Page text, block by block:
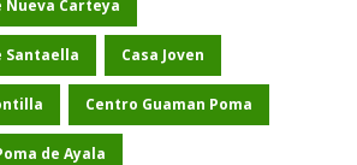
Carteya
Santaella Casa Joven
Centro Guaman Poma
de Ayala